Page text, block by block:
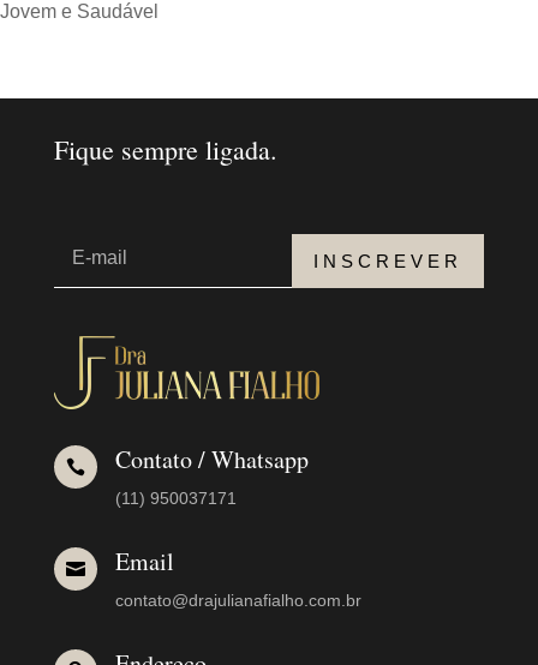
Jovem e Saudável
Fique sempre ligada.
INSCREVER
 Contato / Whatsapp
(11) 950037171
 Email
contato@drajulianafialho.com.br